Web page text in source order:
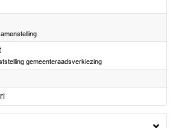
2026
gemeenteraadsverkiezing
2026